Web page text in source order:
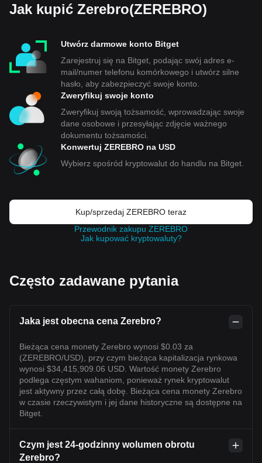
Jak kupić Zerebro(ZEREBRO)
Utwórz darmowe konto Bitget
Zarejestruj się na Bitget, podając swój adres e-
mail/numer telefonu komórkowego i utwórz silne
hasło, aby zabezpieczyć swoje konto.
Zweryfikuj swoje konto
Zweryfikuj swoją tożsamość, wprowadzając swoje
dane osobowe i przesyłając zdjęcie ważnego
dokumentu tożsamości.
Konwertuj ZEREBRO na USD
Wybierz spośród kryptowalut do handlu na Bitget.
Kup/sprzedaj ZEREBRO teraz
Przewodnik zakupu ZEREBRO
Jak kupować kryptowaluty?
Często zadawane pytania
Jaka jest obecna cena Zerebro?
Bieżąca cena monety Zerebro wynosi $0.03 za
(ZEREBRO/USD), przy czym bieżąca kapitalizacja rynkowa
wynosi $34,415,909.06 USD. Wartość monety Zerebro
podlega częstym wahaniom, ponieważ rynek kryptowalut
jest aktywny przez całą dobę. Bieżąca cena monety Zerebro
w czasie rzeczywistym i jej dane historyczne są dostępne na
Bitget.
Czym jest 24-godzinny wolumen obrotu
Zerebro?